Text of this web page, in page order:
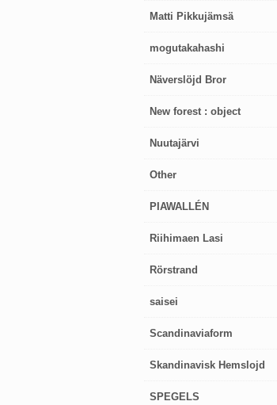
Matti Pikkujämsä
mogutakahashi
Näverslöjd Bror
New forest : object
Nuutajärvi
Other
PIAWALLÉN
Riihimaen Lasi
Rörstrand
saisei
Scandinaviaform
Skandinavisk Hemslojd
SPEGELS